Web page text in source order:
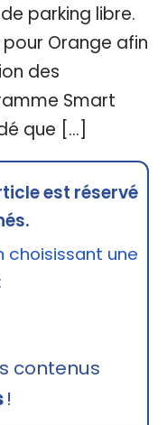
parking libre.
Orange afin
des
Smart
que […]
est réservé
choisissant une
contenus
!